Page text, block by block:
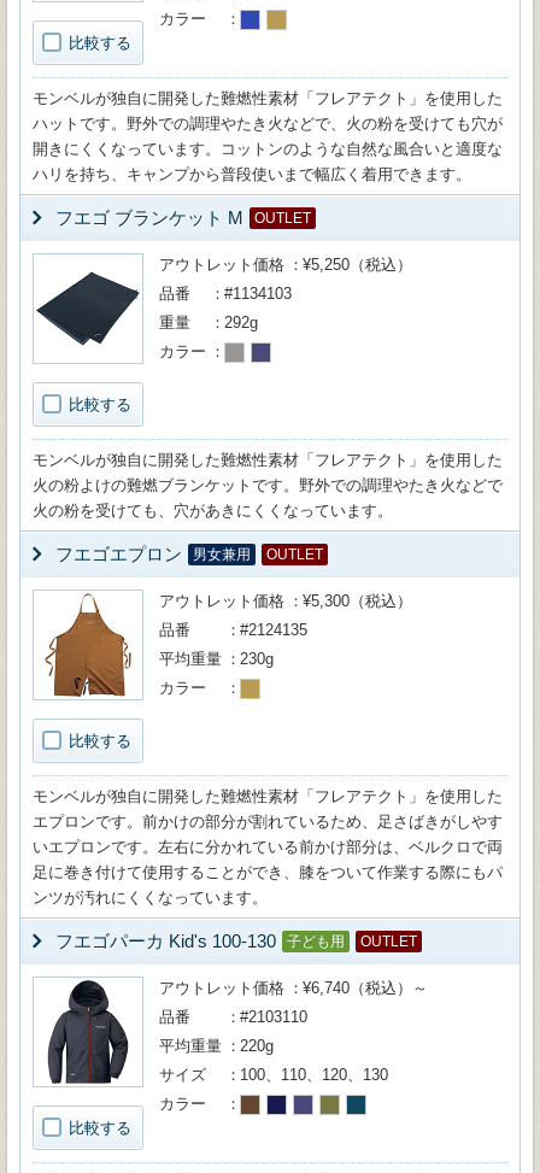
比較する
カラー
モンベルが独自に開発した難燃性素材「フレアテクト」を使用した
ハットです。野外での調理やたき火などで、火の粉を受けても穴が
開きにくくなっています。コットンのような自然な風合いと適度な
ハリを持ち、キャンプから普段使いまで幅広く着用できます。
フエゴ ブランケット M OUTLET
比較する
アウトレット価格
¥5,250（税込）
品番
#1134103
重量
292g
カラー
モンベルが独自に開発した難燃性素材「フレアテクト」を使用した
火の粉よけの難燃ブランケットです。野外での調理やたき火などで
火の粉を受けても、穴があきにくくなっています。
フエゴエプロン 男女兼用 OUTLET
比較する
アウトレット価格
¥5,300（税込）
品番
#2124135
平均重量
230g
カラー
モンベルが独自に開発した難燃性素材「フレアテクト」を使用した
エプロンです。前かけの部分が割れているため、足さばきがしやす
いエプロンです。左右に分かれている前かけ部分は、ベルクロで両
足に巻き付けて使用することができ、膝をついて作業する際にもパ
ンツが汚れにくくなっています。
フエゴパーカ Kid's 100-130 子ども用 OUTLET
比較する
アウトレット価格
¥6,740（税込）～
品番
#2103110
平均重量
220g
サイズ
100、110、120、130
カラー